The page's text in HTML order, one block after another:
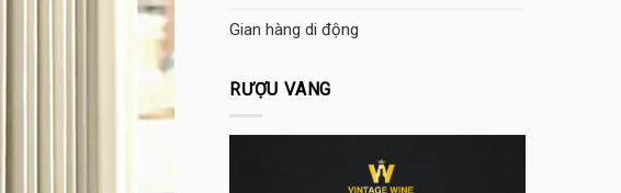
Gian hàng di động
RƯỢU VANG